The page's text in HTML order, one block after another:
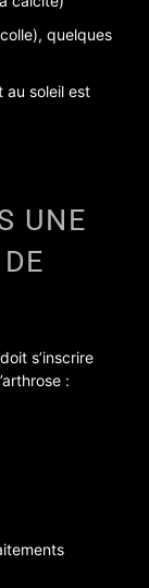
quelques
au soleil est
UNE
s’inscrire
: